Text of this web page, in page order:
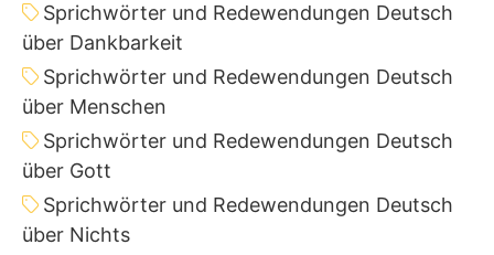
Sprichwörter und Redewendungen Deutsch
über Dankbarkeit
Sprichwörter und Redewendungen Deutsch
über Menschen
Sprichwörter und Redewendungen Deutsch
über Gott
Sprichwörter und Redewendungen Deutsch
über Nichts